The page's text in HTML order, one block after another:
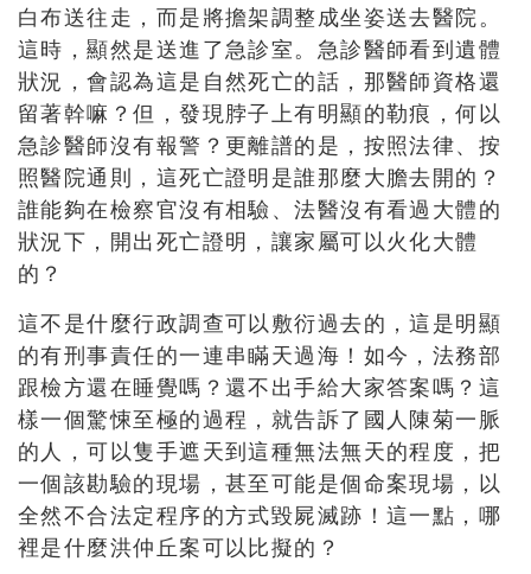
白布送往走，而是將擔架調整成坐姿送去醫院。
這時，顯然是送進了急診室。急診醫師看到遺體
狀況，會認為這是自然死亡的話，那醫師資格還
留著幹嘛？但，發現脖子上有明顯的勒痕，何以
急診醫師沒有報警？更離譜的是，按照法律、按
照醫院通則，這死亡證明是誰那麼大膽去開的？
誰能夠在檢察官沒有相驗、法醫沒有看過大體的
狀況下，開出死亡證明，讓家屬可以火化大體
的？
這不是什麼行政調查可以敷衍過去的，這是明顯
的有刑事責任的一連串瞞天過海！如今，法務部
跟檢方還在睡覺嗎？還不出手給大家答案嗎？這
樣一個驚悚至極的過程，就告訴了國人陳菊一脈
的人，可以隻手遮天到這種無法無天的程度，把
一個該勘驗的現場，甚至可能是個命案現場，以
全然不合法定程序的方式毀屍滅跡！這一點，哪
裡是什麼洪仲丘案可以比擬的？